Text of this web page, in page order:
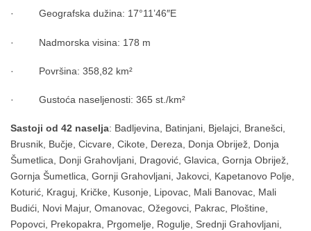
· Geografska dužina: 17°11’46″E
· Nadmorska visina: 178 m
· Površina: 358,82 km²
· Gustoća naseljenosti: 365 st./km²
Sastoji od 42 naselja: Badljevina, Batinjani, Bjelajci, Branešci,
Brusnik, Bučje, Cicvare, Cikote, Dereza, Donja Obrijež, Donja
Šumetlica, Donji Grahovljani, Dragović, Glavica, Gornja Obrijež,
Gornja Šumetlica, Gornji Grahovljani, Jakovci, Kapetanovo Polje,
Koturić, Kraguj, Kričke, Kusonje, Lipovac, Mali Banovac, Mali
Budići, Novi Majur, Omanovac, Ožegovci, Pakrac, Ploštine,
Popovci, Prekopakra, Prgomelje, Rogulje, Srednji Grahovljani,